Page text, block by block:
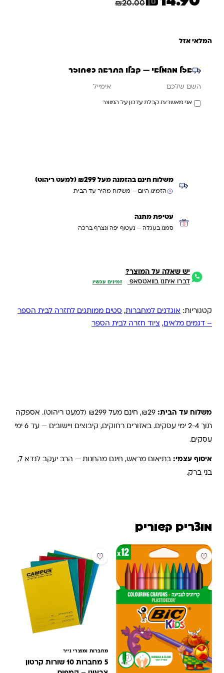
₪20.00
המלאי אזל
אזל מהמלאי — קבלו התראה כשחוזר
אני מאשר/ת קבלת עדכון על המוצר
משלוח חינם בהזמנה מעל ₪299 (למעט ריהוט)
הזמינו היום — משלוח מהיר עד הבית
עטיפת מתנה
סמנו בעגלה — נעטוף יפה ונצרף ברכה
יש שאלה על המוצר?
דברו איתנו בוואטסאפ זמינים עכשיו
קטגוריות: אוגדנים למחברות, סטים ממותגים לחזרה לבית הספר
– דגמים מלאים, ציוד חזרה לבית הספר
משלוח עד הבית: ₪29, חינם מעל ₪299 (למעט ריהוט). אספקה
תוך 2-4 ימי עסקים. באזורים רחוקים, קיבוצים ויישובים — עד 6 ימי
עסקים.
איסוף עצמי: בתיאום מראש, חינם מהחנות — הרב יעקב לנדא 7,
בני ברק.
מוצרים קשורים
מבצע מבצע
מחברות ומוצרי נייר
5 מחברות 10 שורות קרטון